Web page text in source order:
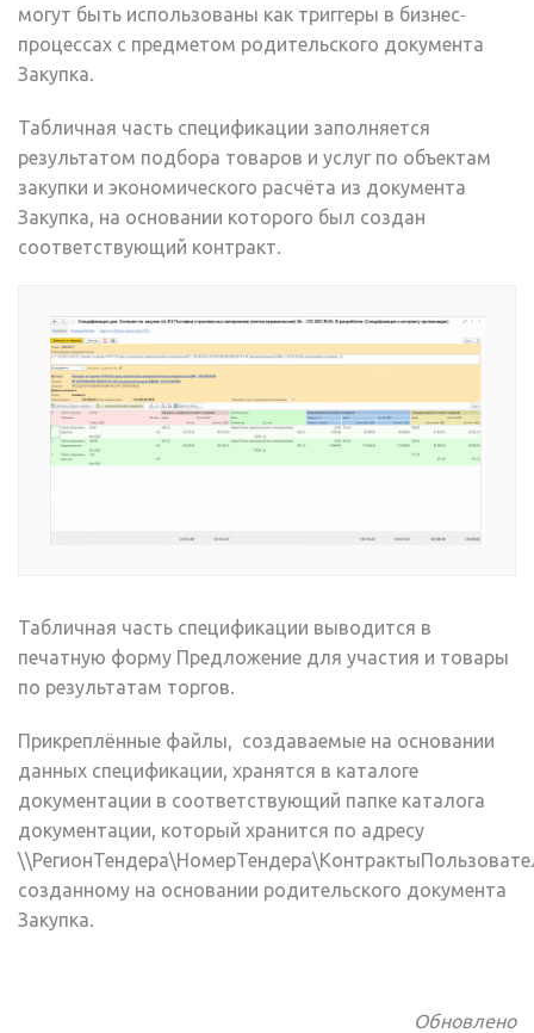
могут быть использованы как триггеры в бизнес-
процессах с предметом родительского документа
Закупка.
Табличная часть спецификации заполняется
результатом подбора товаров и услуг по объектам
закупки и экономического расчёта из документа
Закупка, на основании которого был создан
соответствующий контракт.
Табличная часть спецификации выводится в
печатную форму Предложение для участия и товары
по результатам торгов.
Прикреплённые файлы, создаваемые на основании
данных спецификации, хранятся в каталоге
документации в соответствующий папке каталога
документации, который хранится по адресу
созданному на основании родительского документа
Закупка.
Обновлено